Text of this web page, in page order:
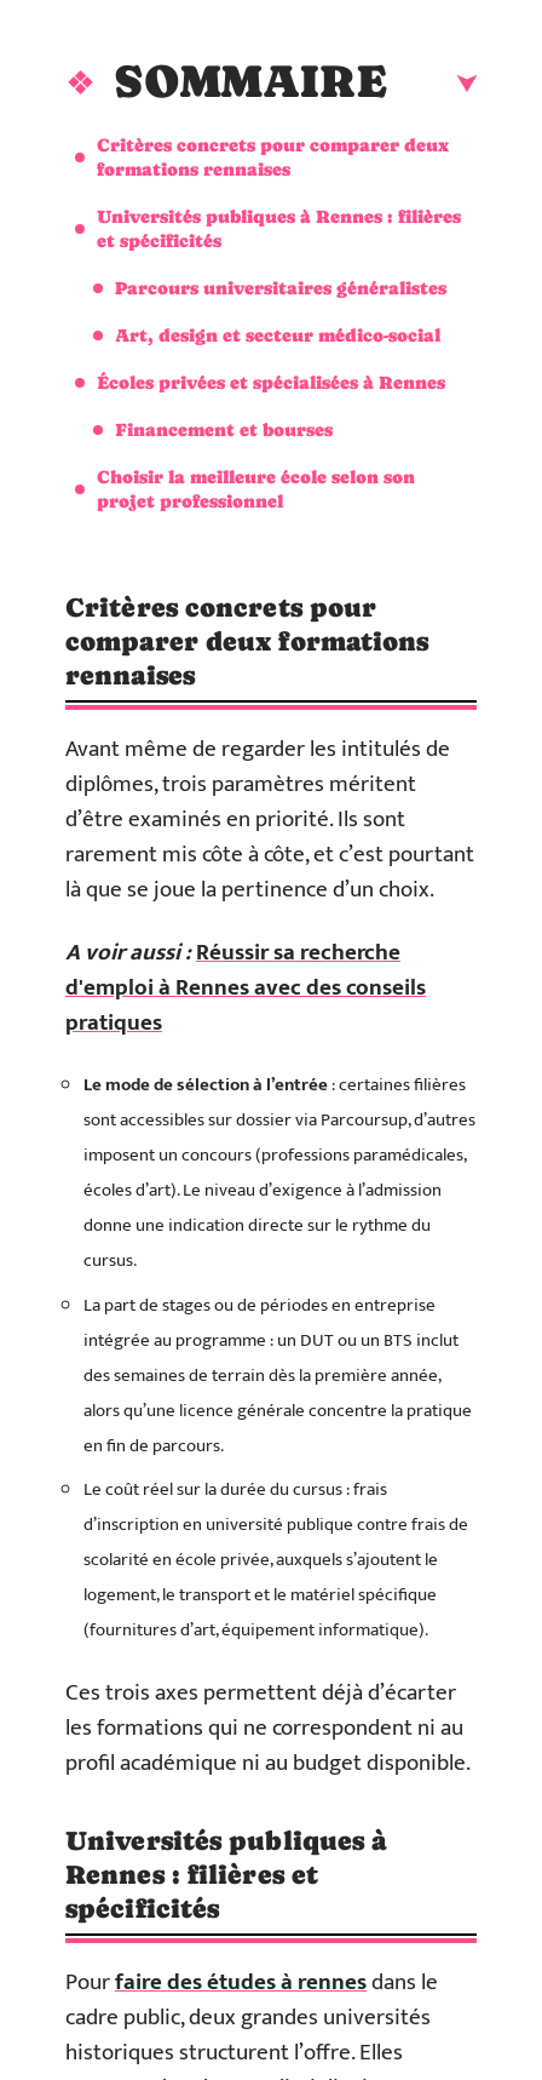
SOMMAIRE
Critères concrets pour comparer deux
formations rennaises
Universités publiques à Rennes : filières
et spécificités
Parcours universitaires généralistes
Art, design et secteur médico-social
Écoles privées et spécialisées à Rennes
Financement et bourses
Choisir la meilleure école selon son
projet professionnel
Critères concrets pour
comparer deux formations
rennaises
Avant même de regarder les intitulés de
diplômes, trois paramètres méritent
d’être examinés en priorité. Ils sont
rarement mis côte à côte, et c’est pourtant
là que se joue la pertinence d’un choix.
A voir aussi :Réussir sa recherche
d'emploi à Rennes avec des conseils
pratiques
Le mode de sélection à l’entrée: certaines filières
sont accessibles sur dossier via Parcoursup, d’autres
imposent un concours (professions paramédicales,
écoles d’art). Le niveau d’exigence à l’admission
donne une indication directe sur le rythme du
cursus.
La part de stages ou de périodes en entreprise
intégrée au programme : un DUT ou un BTS inclut
des semaines de terrain dès la première année,
alors qu’une licence générale concentre la pratique
en fin de parcours.
Le coût réel sur la durée du cursus : frais
d’inscription en université publique contre frais de
scolarité en école privée, auxquels s’ajoutent le
logement, le transport et le matériel spécifique
(fournitures d’art, équipement informatique).
Ces trois axes permettent déjà d’écarter
les formations qui ne correspondent ni au
profil académique ni au budget disponible.
Universités publiques à
Rennes : filières et
spécificités
Pourfaire des études à rennesdans le
cadre public, deux grandes universités
historiques structurent l’offre. Elles